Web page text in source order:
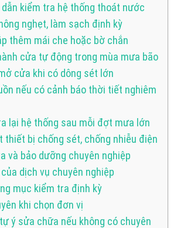
dẫn kiểm tra hệ thống thoát nước
nghẹt, làm sạch định kỳ
thêm mái che hoặc bờ chắn
cửa tự động trong mùa mưa bão
cửa khi có dông sét lớn
nếu có cảnh báo thời tiết nghiêm
lại hệ thống sau mỗi đợt mưa lớn
thiết bị chống sét, chống nhiễu điện
và bảo dưỡng chuyên nghiệp
dịch vụ chuyên nghiệp
mục kiểm tra định kỳ
khi chọn đơn vị
ý sửa chữa nếu không có chuyên